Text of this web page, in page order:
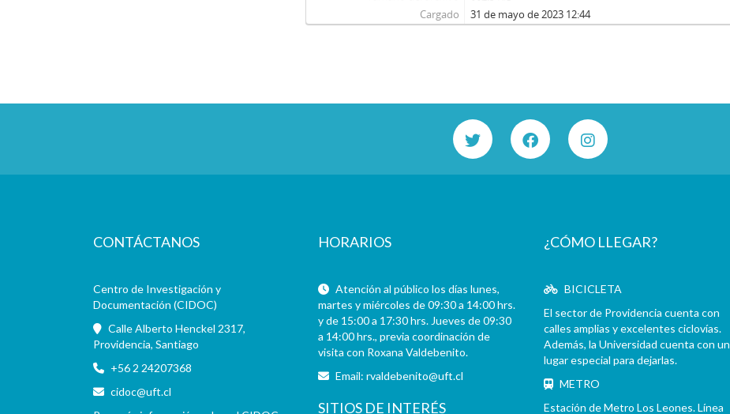
Cargado
31 de mayo de 2023 12:44
CONTÁCTANOS
Centro de Investigación y
Documentación (CIDOC)
Calle Alberto Henckel 2317,
Providencia, Santiago
+56 2 24207368
cidoc@uft.cl
HORARIOS
Atención al público los días lunes,
martes y miércoles de 09:30 a 14:00 hrs.
y de 15:00 a 17:30 hrs. Jueves de 09:30
a 14:00 hrs., previa coordinación de
visita con Roxana Valdebenito.
Email:rvaldebenito@uft.cl
SITIOS DE INTERÉS
¿CÓMO LLEGAR?
BICICLETA
El sector de Providencia cuenta con
calles amplias y excelentes ciclovías.
Además, la Universidad cuenta con un
lugar especial para dejarlas.
METRO
Estación de Metro Los Leones. Línea